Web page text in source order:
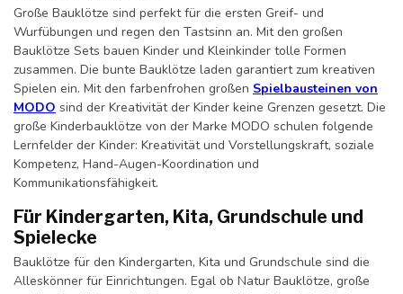
Große Bauklötze sind perfekt für die ersten Greif- und
Wurfübungen und regen den Tastsinn an. Mit den großen
Bauklötze Sets bauen Kinder und Kleinkinder tolle Formen
zusammen. Die bunte Bauklötze laden garantiert zum kreativen
Spielen ein. Mit den farbenfrohen großen Spielbausteinen von
MODO sind der Kreativität der Kinder keine Grenzen gesetzt. Die
große Kinderbauklötze von der Marke MODO schulen folgende
Lernfelder der Kinder: Kreativität und Vorstellungskraft, soziale
Kompetenz, Hand-Augen-Koordination und
Kommunikationsfähigkeit.
Für Kindergarten, Kita, Grundschule und
Spielecke
Bauklötze für den Kindergarten, Kita und Grundschule sind die
Alleskönner für Einrichtungen. Egal ob Natur Bauklötze, große